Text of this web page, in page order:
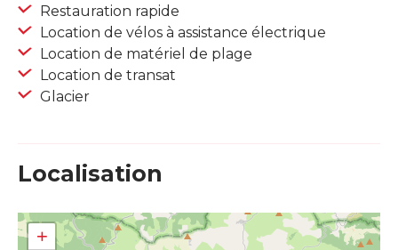
Restauration rapide
Location de vélos à assistance électrique
Location de matériel de plage
Location de transat
Glacier
Localisation
+